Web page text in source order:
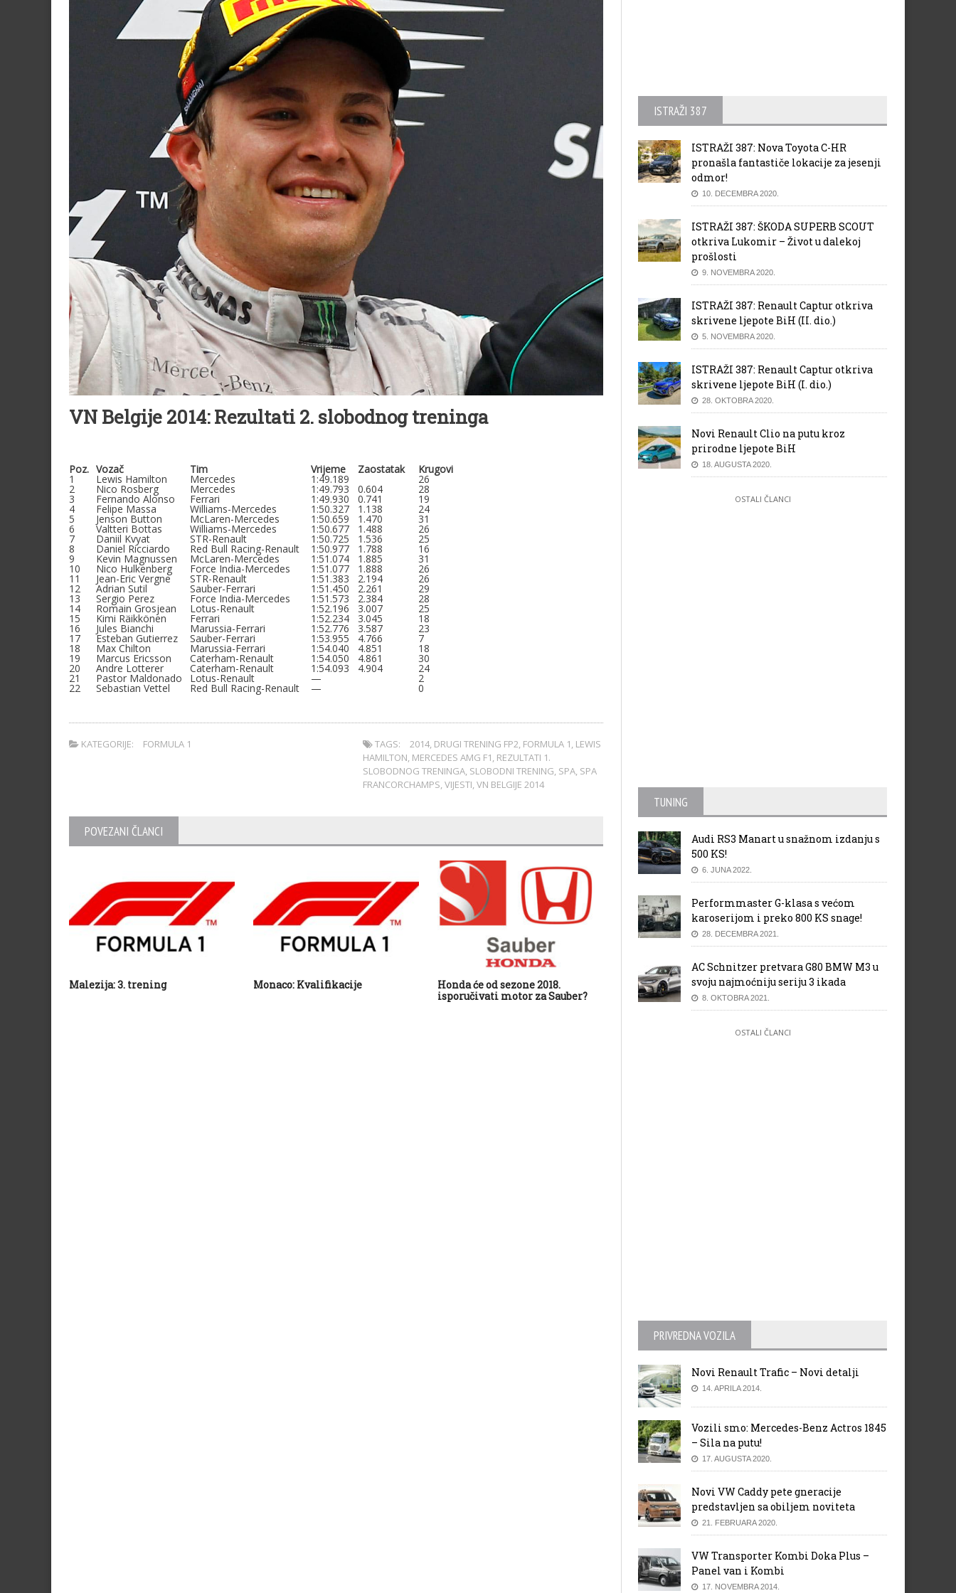
VN Belgije 2014: Rezultati 2. slobodnog treninga
Poz. Vozač Tim Vrijeme Zaostatak Krugovi
1 Lewis Hamilton Mercedes 1:49.189 26
2 Nico Rosberg Mercedes 1:49.793 0.604 28
3 Fernando Alonso Ferrari 1:49.930 0.741 19
4 Felipe Massa Williams-Mercedes 1:50.327 1.138 24
5 Jenson Button McLaren-Mercedes 1:50.659 1.470 31
6 Valtteri Bottas Williams-Mercedes 1:50.677 1.488 26
7 Daniil Kvyat STR-Renault 1:50.725 1.536 25
8 Daniel Ricciardo Red Bull Racing-Renault 1:50.977 1.788 16
9 Kevin Magnussen McLaren-Mercedes 1:51.074 1.885 31
10 Nico Hulkenberg Force India-Mercedes 1:51.077 1.888 26
11 Jean-Eric Vergne STR-Renault 1:51.383 2.194 26
12 Adrian Sutil Sauber-Ferrari 1:51.450 2.261 29
13 Sergio Perez Force India-Mercedes 1:51.573 2.384 28
14 Romain Grosjean Lotus-Renault 1:52.196 3.007 25
15 Kimi Räikkönen Ferrari 1:52.234 3.045 18
16 Jules Bianchi Marussia-Ferrari 1:52.776 3.587 23
17 Esteban Gutierrez Sauber-Ferrari 1:53.955 4.766 7
18 Max Chilton Marussia-Ferrari 1:54.040 4.851 18
19 Marcus Ericsson Caterham-Renault 1:54.050 4.861 30
20 Andre Lotterer Caterham-Renault 1:54.093 4.904 24
21 Pastor Maldonado Lotus-Renault — 2
22 Sebastian Vettel Red Bull Racing-Renault —
0
KATEGORIJE: FORMULA 1 TAGS: 2014, DRUGI TRENING FP2, FORMULA 1, LEWIS
HAMILTON, MERCEDES AMG F1, REZULTATI 1.
SLOBODNOG TRENINGA, SLOBODNI TRENING, SPA, SPA
FRANCORCHAMPS,VIJESTI,VN BELGIJE 2014
POVEZANI ČLANCI
Malezija: 3. trening Monaco: Kvalifikacije
Honda će od sezone 2018.
isporučivati motor za Sauber?
Mercedes ubijedljiv – Lewis
Hamilton najbrži na
posljednjem testnom danu
VN Meksika 2015: Rezultati
ISTRAŽI 387
ISTRAŽI 387: Nova Toyota C-HR
pronašla fantastiče lokacije za jesenji
odmor!
10. DECEMBRA 2020.
ISTRAŽI 387: ŠKODA SUPERB SCOUT
otkriva Lukomir – Život u dalekoj
prošlosti
9. NOVEMBRA 2020.
ISTRAŽI 387: Renault Captur otkriva
skrivene ljepote BiH (II. dio.)
5. NOVEMBRA 2020.
ISTRAŽI 387: Renault Captur otkriva
skrivene ljepote BiH (I. dio.)
28. OKTOBRA 2020.
Novi Renault Clio na putu kroz
prirodne ljepote BiH
18. AUGUSTA 2020.
OSTALI ČLANCI
TUNING
Audi RS3 Manart u snažnom izdanju s
500 KS!
6. JUNA 2022.
Performmaster G-klasa s većom
karoserijom i preko 800 KS snage!
28. DECEMBRA 2021.
AC Schnitzer pretvara G80 BMW M3 u
svoju najmoćniju seriju 3 ikada
8. OKTOBRA 2021.
OSTALI ČLANCI
PRIVREDNA VOZILA
Novi Renault Trafic – Novi detalji
14. APRILA 2014.
Vozili smo: Mercedes-Benz Actros 1845
– Sila na putu!
17. AUGUSTA 2020.
Novi VW Caddy pete gneracije
predstavljen sa obiljem noviteta
21. FEBRUARA 2020.
VW Transporter Kombi Doka Plus –
Panel van i Kombi
17. NOVEMBRA 2014.